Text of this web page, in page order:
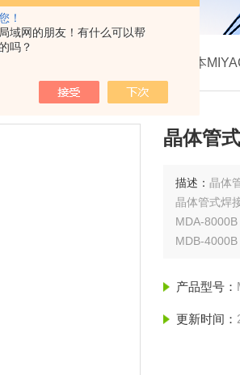
！
域网的朋友！有什么可以帮
吗？
日本
晶体管
描述：晶体
晶体管式焊
MDA-8000B
MDB-4000B
产品型号：
更新时间：